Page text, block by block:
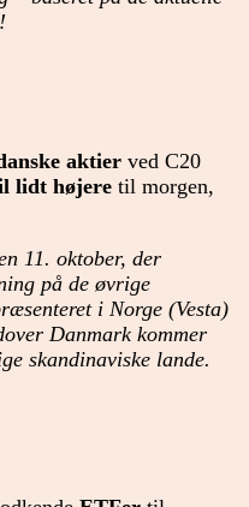
aktier ved C20
lidt højere til morgen,
11. oktober, der
på de øvrige
i Norge (Vesta)
Danmark kommer
skandinaviske lande.